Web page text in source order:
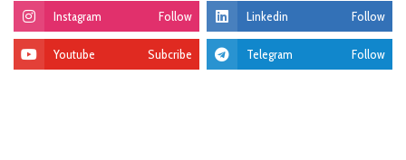
Instagram Follow Linkedin Follow
Youtube Subcribe Telegram Follow